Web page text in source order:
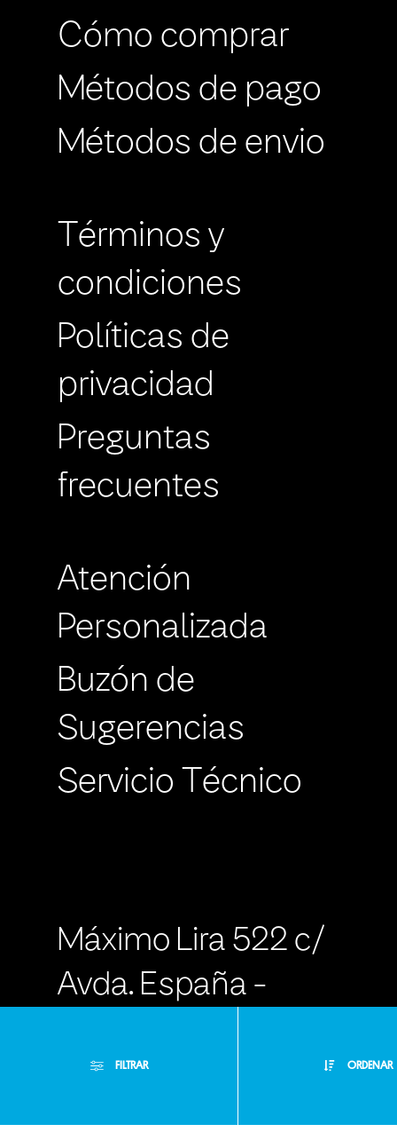
FILTRAR ORDENAR
Cómo comprar
Métodos de pago
Métodos de envio
Términos y
condiciones
Políticas de
privacidad
Preguntas
frecuentes
Atención
Personalizada
Buzón de
Sugerencias
Servicio Técnico
Máximo Lira 522 c/
Avda. España -
- RA +595 971
100000